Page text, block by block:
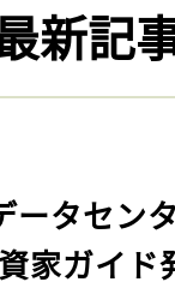
新記
ータセン
家ガイド